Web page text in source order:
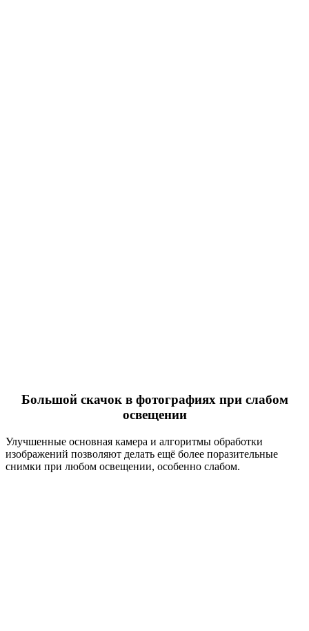
Большой скачок в фотографиях при слабом
освещении
Улучшенные основная камера и алгоритмы обработки
изображений позволяют делать ещё более поразительные
снимки при любом освещении, особенно слабом.